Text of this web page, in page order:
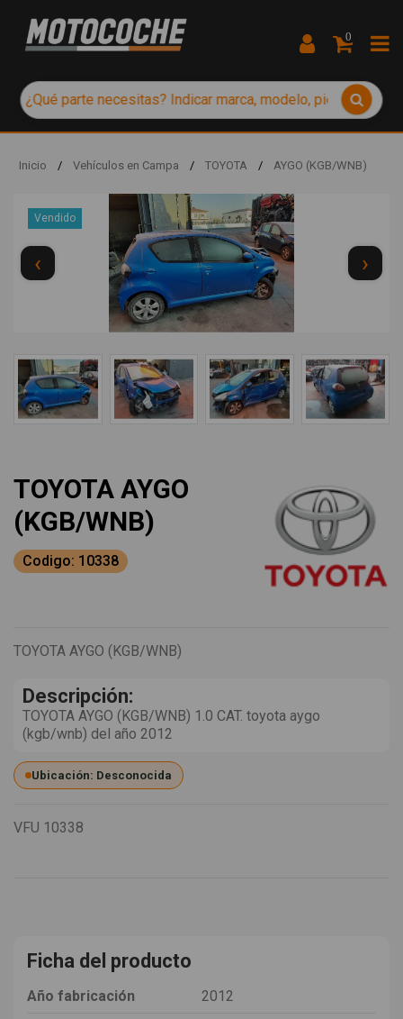
0
Inicio / Vehículos en Campa / TOYOTA / AYGO (KGB/WNB)
Vendido
‹ ›
TOYOTA AYGO
(KGB/WNB)
Codigo: 10338
TOYOTA AYGO (KGB/WNB)
Descripción:
TOYOTA AYGO (KGB/WNB) 1.0 CAT. toyota aygo
(kgb/wnb) del año 2012
Ubicación: Desconocida
VFU 10338
Ficha del producto
Año fabricación
2012